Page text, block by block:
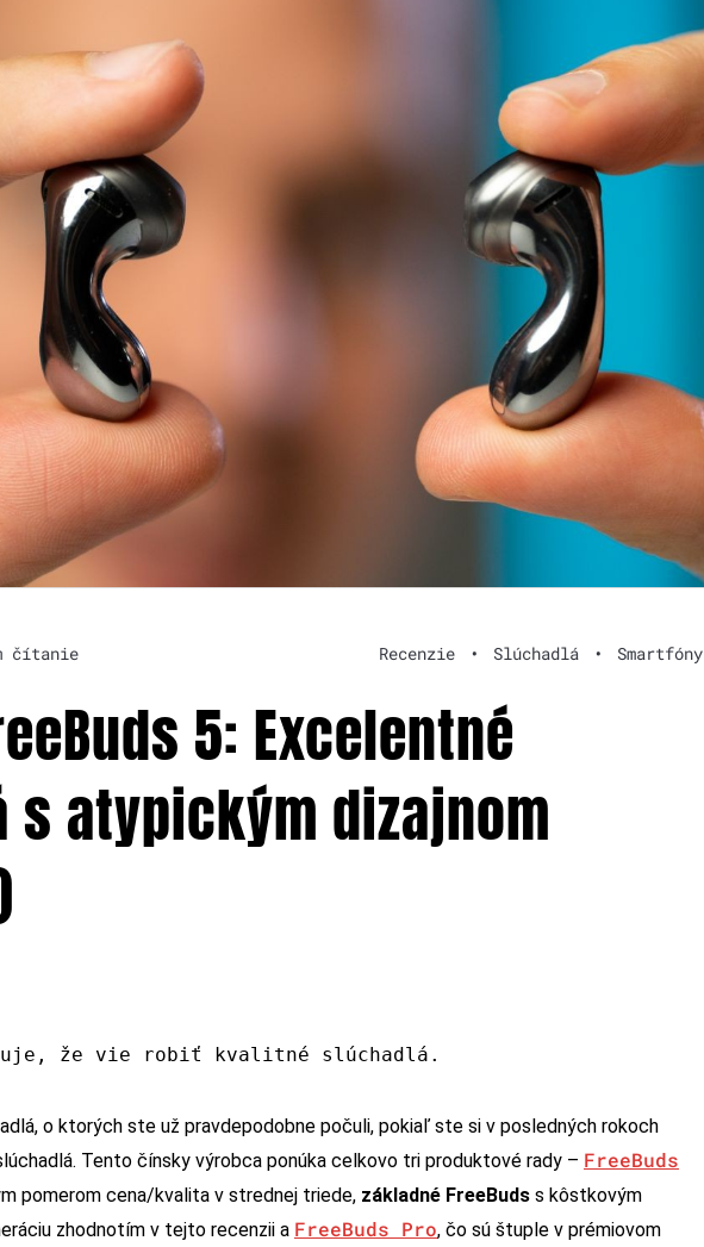
čítanie Recenzie • Slúchadlá • Smartfóny
5: Excelentné
s atypickým dizajnom
že vie robiť kvalitné slúchadlá.
o ktorých ste už pravdepodobne počuli, pokiaľ ste si v posledných rokoch
Tento čínsky výrobca ponúka celkovo tri produktové rady – FreeBuds
pomerom cena/kvalita v strednej triede, základné FreeBuds s kôstkovým
zhodnotím v tejto recenzii a FreeBuds Pro, čo sú štuple v prémiovom